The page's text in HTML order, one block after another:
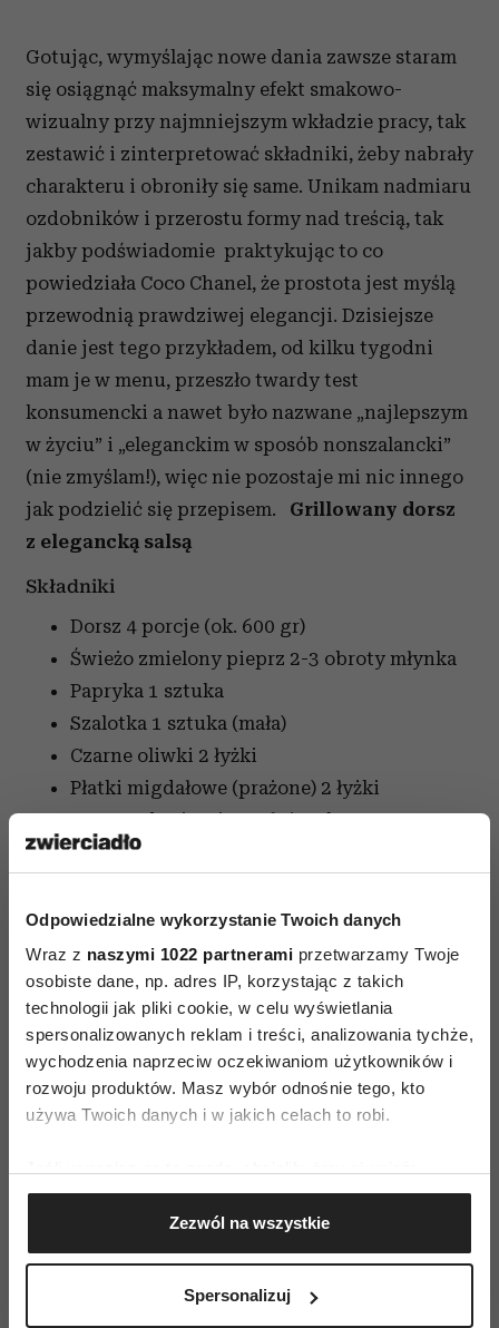
Odpowiedzialne wykorzystanie Twoich danych
Wraz z naszymi 1022 partnerami przetwarzamy Twoje
osobiste dane, np. adres IP, korzystając z takich
technologii jak pliki cookie, w celu wyświetlania
spersonalizowanych reklam i treści, analizowania tychże,
wychodzenia naprzeciw oczekiwaniom użytkowników i
rozwoju produktów. Masz wybór odnośnie tego, kto
używa Twoich danych i w jakich celach to robi.
Gromadzić dane dotyczące Twojej lokalizacji
geograficznej z dokładnością nawet do kilku metrów
Identyfikować Twoje urządzenie, aktywnie
(fingerprinting, czyli wirtualny odcisk palca)
Zezwól na wszystkie
Spersonalizuj
Gotując, wymyślając nowe dania zawsze staram
się osiągnąć maksymalny efekt smakowo-
wizualny przy najmniejszym wkładzie pracy, tak
zestawić i zinterpretować składniki, żeby nabrały
charakteru i obroniły się same. Unikam nadmiaru
ozdobników i przerostu formy nad treścią, tak
jakby podświadomie praktykując to co
powiedziała Coco Chanel, że prostota jest myślą
przewodnią prawdziwej elegancji. Dzisiejsze
danie jest tego przykładem, od kilku tygodni
mam je w menu, przeszło twardy test
konsumencki a nawet było nazwane „najlepszym
w życiu” i „eleganckim w sposób nonszalancki”
(nie zmyślam!), więc nie pozostaje mi nic innego
jak podzielić się przepisem. Grillowany dorsz
z elegancką salsą
Składniki
Dorsz 4 porcje (ok. 600 gr)
Świeżo zmielony pieprz 2-3 obroty młynka
Papryka 1 sztuka
Szalotka 1 sztuka (mała)
Czarne oliwki 2 łyżki
Płatki migdałowe (prażone) 2 łyżki
Musztarda ziarnista 1 łyżeczka
Natka pietruszki
Oliwa z oliwek 3 łyżki
Sól morska szczypta
Sposób przygotowania
Usuń gniazdo nasienne i potnij paprykę w
drobną kostkę. Posiekaj oliwki, szalotkę i
pietruszkę, dodaj resztę składników i dokładnie
wymieszaj. Spróbuj i ewentualnie dopraw solą.
papierowym, posmaruj oliwą, przypraw solą i
pieprzem, ułóż na blasze a następnie grilluj w
piekarniku przez 4-5 minut. Odwróć spatulą
filety, nałóż salsę i dokończ grillowanie przez 5-7